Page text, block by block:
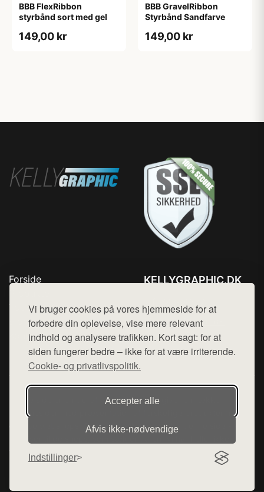
Vi bruger cookies på vores hjemmeside for at
forbedre din oplevelse, vise mere relevant
indhold og analysere trafikken. Kort sagt: for at
siden fungerer bedre – ikke for at være irriterende.
Cookie- og privatlivspolitik.
Accepter alle
Afvis ikke‑nødvendige
Indstillinger
BBB FlexRibbon
styrbånd sort med gel
149,00 kr
BBB GravelRibbon
Styrbånd Sandfarve
149,00 kr
Forside
Top Rabatter
Blog
Kontakt
KELLYGRAPHIC.DK
Mail: hej@want.dk
Cookie- og privatlivspolitik
Denne side er en del af want.dk, der udgiver en række
hjemmesider med præsentation af forskellige produkter fra
diverse webshops. Der sælges ikke varer fra denne side - vi
varerne på lager.